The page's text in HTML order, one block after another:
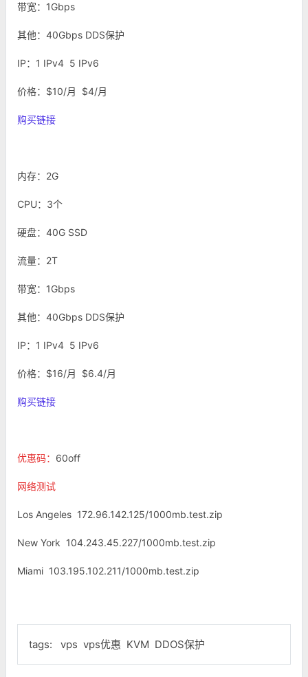
带宽：1Gbps
其他：40Gbps DDS保护
IP：1 IPv4 5 IPv6
价格：$10/月 $4/月
购买链接
内存：2G
CPU：3个
硬盘：40G SSD
流量：2T
带宽：1Gbps
其他：40Gbps DDS保护
IP：1 IPv4 5 IPv6
价格：$16/月 $6.4/月
购买链接
优惠码： 60off
网络测试
Los Angeles 172.96.142.125/1000mb.test.zip
New York 104.243.45.227/1000mb.test.zip
Miami 103.195.102.211/1000mb.test.zip
tags: vps vps优惠 KVM DDOS保护